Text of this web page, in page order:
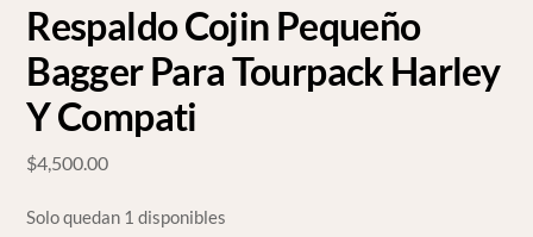
Respaldo Cojin Pequeño
Bagger Para Tourpack Harley
Y Compati
$4,500.00
Solo quedan 1 disponibles